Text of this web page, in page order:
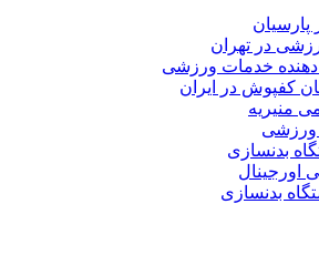
در تهران
خدمات ورزشی
کفپوش در ایران
منیریه
ورزشی
بدنسازی
اورجینال
بدنسازی